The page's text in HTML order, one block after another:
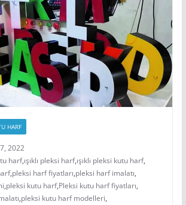
HARF
2022
harf,ışıklı pleksi harf,ışıklı pleksi kutu harf,
,pleksi harf fiyatları,pleksi harf imalatı,
,pleksi kutu harf,Pleksi kutu harf fiyatları,
,pleksi kutu harf modelleri,